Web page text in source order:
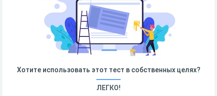
Хотите использовать этот тест в собственных целях?
ЛЕГКО!